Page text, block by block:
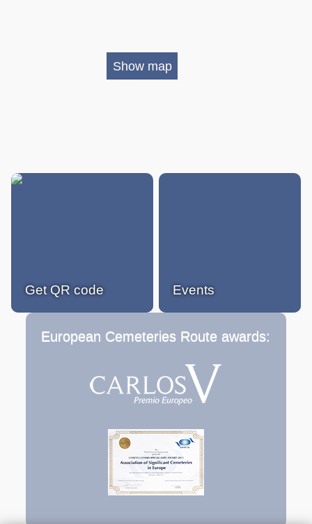
Show map
Get QR code Events
European Cemeteries Route awards: